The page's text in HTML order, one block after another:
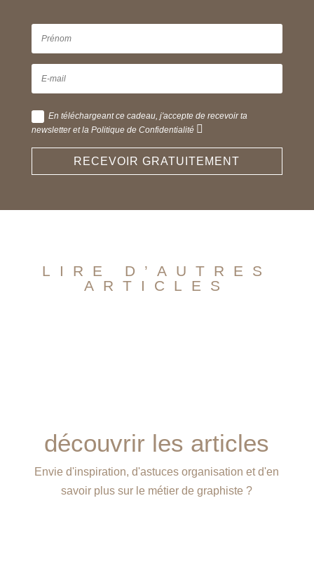
En téléchargeant ce cadeau, j'accepte de recevoir ta
newsletter et la Politique de Confidentialité
RECEVOIR GRATUITEMENT
LIRE D’AUTRES
ARTICLES
découvrir les articles
Envie d'inspiration, d'astuces organisation et d'en
savoir plus sur le métier de graphiste ?